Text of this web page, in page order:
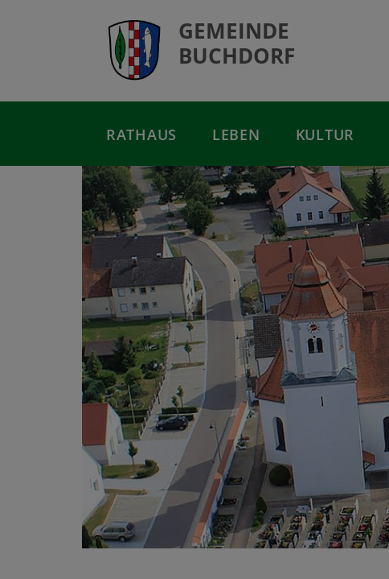
GEMEINDE
BUCHDORF
RATHAUS LEBEN KULTUR